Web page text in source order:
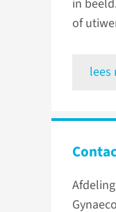
in
of
lees